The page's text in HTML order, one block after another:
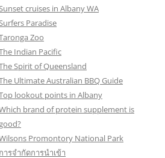
cruises in Albany WA
Paradise
Zoo
Indian Pacific
Spirit of Queensland
Ultimate Australian BBQ Guide
lookout points in Albany
brand of protein supplement is
Promontory National Park
การจำกัดการนำเข้า